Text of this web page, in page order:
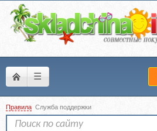
☰
Правила Служба поддержки